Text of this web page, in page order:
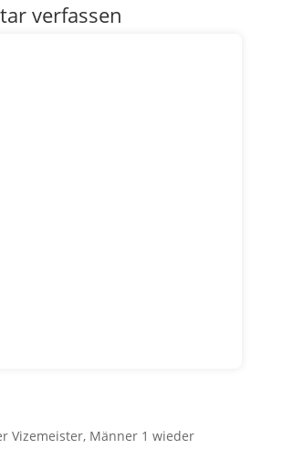
verfassen
Vizemeister, Männer 1 wieder